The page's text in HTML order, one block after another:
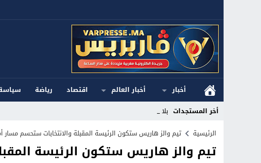
أخبار أخبار العالم اقتصاد رياضة
أخر المستجدات بلاغ ا_
Stop
Previous
الرئيسية تيم والز هاريس ستكون الرئيسة المقبلة والانتخابات ستحسم مسار
تيم والز هاريس ستكون الرئيسة